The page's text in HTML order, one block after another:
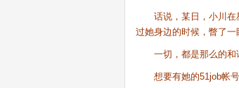
话说，某日，小川在星
过她身边的时候，瞥了一
一切，都是那么的
想要有她的51job帐号